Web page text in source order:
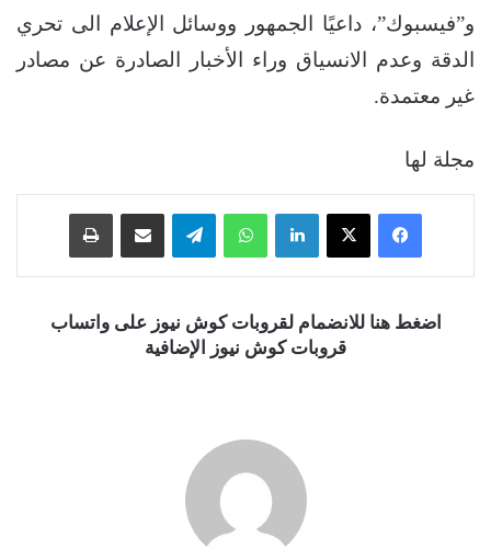
و”فيسبوك”، داعيًا الجمهور ووسائل الإعلام الى تحري
الدقة وعدم الانسياق وراء الأخبار الصادرة عن مصادر
غير معتمدة.
مجلة لها
فيسبوك ‫X لينكدإن واتساب تيلقرام
اضغط هنا للانضمام لقروبات كوش نيوز على واتساب
قروبات كوش نيوز الإضافية